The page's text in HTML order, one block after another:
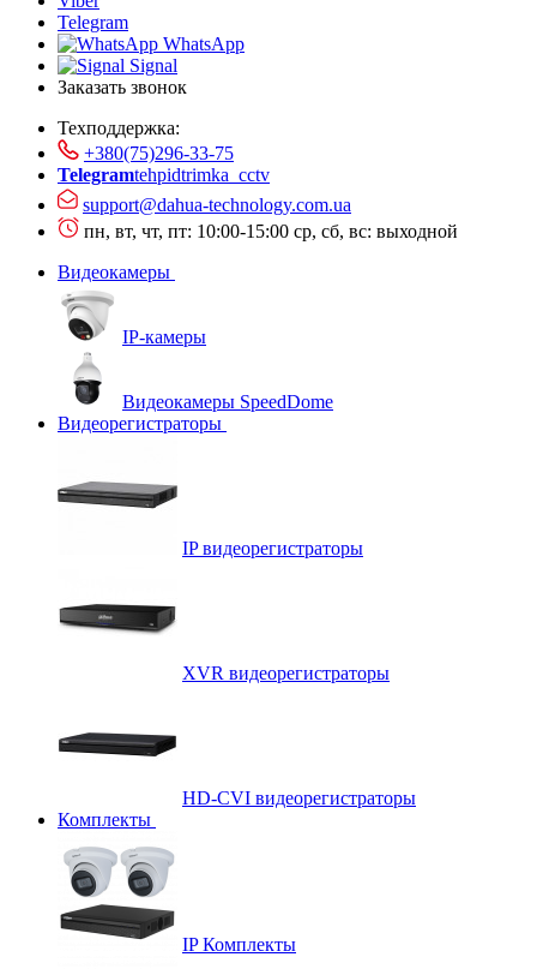
Telegram
WhatsApp
Signal
Заказать звонок
Техподдержка:
+380(75)296-33-75
Telegramtehpidtrimka_cctv
support@dahua-technology.com.ua
пн, вт, чт, пт: 10:00-15:00 ср, сб, вс: выходной
Видеокамеры
IP-камеры
Видеокамеры SpeedDome
Видеорегистраторы
IP видеорегистраторы
XVR видеорегистраторы
HD-CVI видеорегистраторы
Комплекты
IP Комплекты